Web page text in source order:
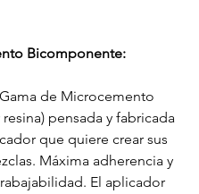
Bicomponente:
de Microcemento
pensada y fabricada
que quiere crear sus
Máxima adherencia y
El aplicador